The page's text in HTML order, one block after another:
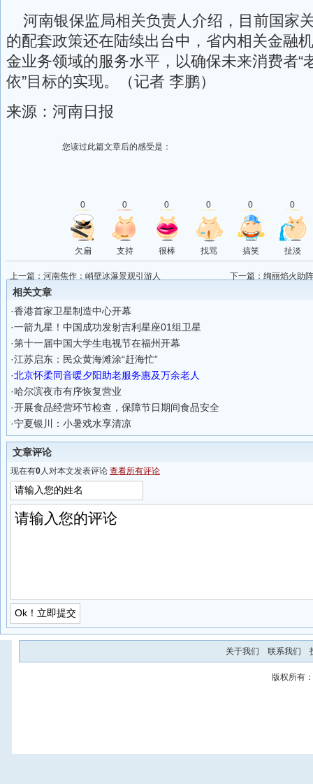
河南银保监局相关负责人介绍，目前国家
的配套政策还在陆续出台中，省内相关金融
金业务领域的服务水平，以确保未来消费者“
依”目标的实现。（记者 李鹏）
来源：河南日报
您读过此篇文章后的感受是：
0 0 0 0 0 0
欠扁 支持 很棒 找骂 搞笑 扯淡
上一篇： 河南焦作：峭壁冰瀑景观引游人 下一篇： 绚丽焰火助
相关文章
·香港首家卫星制造中心开幕
·一箭九星！中国成功发射吉利星座01组卫星
·第十一届中国大学生电视节在福州开幕
·江苏启东：民众黄海滩涂“赶海忙”
·北京怀柔同音暖夕阳助老服务惠及万余老人
·哈尔滨夜市有序恢复营业
·开展食品经营环节检查，保障节日期间食品安全
·宁夏银川：小暑戏水享清凉
文章评论
现在有0人对本文发表评论 查看所有评论
关于我们 联系我们
版权所有：